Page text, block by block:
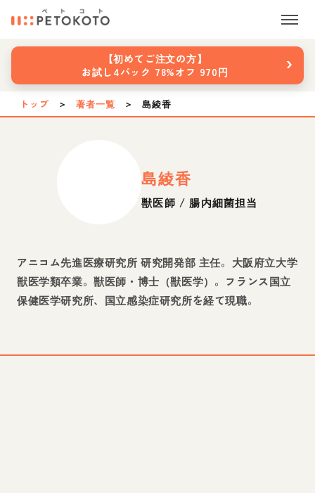
【初めてご注文の方】
お試し4パック 78%オフ 970円
›
トップ ＞ 著者一覧 ＞ 島綾香
島綾香
獣医師 / 腸内細菌担当
アニコム先進医療研究所 研究開発部 主任。大阪府立大学
獣医学類卒業。獣医師・博士（獣医学）。フランス国立
保健医学研究所、国立感染症研究所を経て現職。